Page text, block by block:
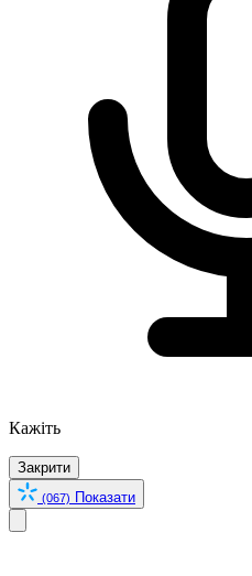
Кажіть
Закрити
(067) Показати